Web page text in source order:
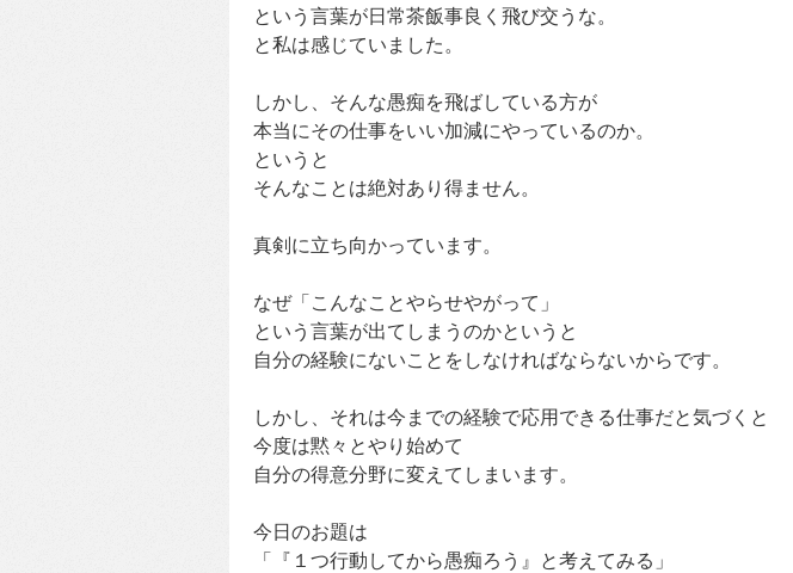
という言葉が日常茶飯事良く飛び交うな。
と私は感じていました。
しかし、そんな愚痴を飛ばしている方が
本当にその仕事をいい加減にやっているのか。
というと
そんなことは絶対あり得ません。
真剣に立ち向かっています。
なぜ「こんなことやらせやがって」
という言葉が出てしまうのかというと
自分の経験にないことをしなければならないからです。
しかし、それは今までの経験で応用できる仕事だと気づくと
今度は黙々とやり始めて
自分の得意分野に変えてしまいます。
今日のお題は
「『１つ行動してから愚痴ろう』と考えてみる」